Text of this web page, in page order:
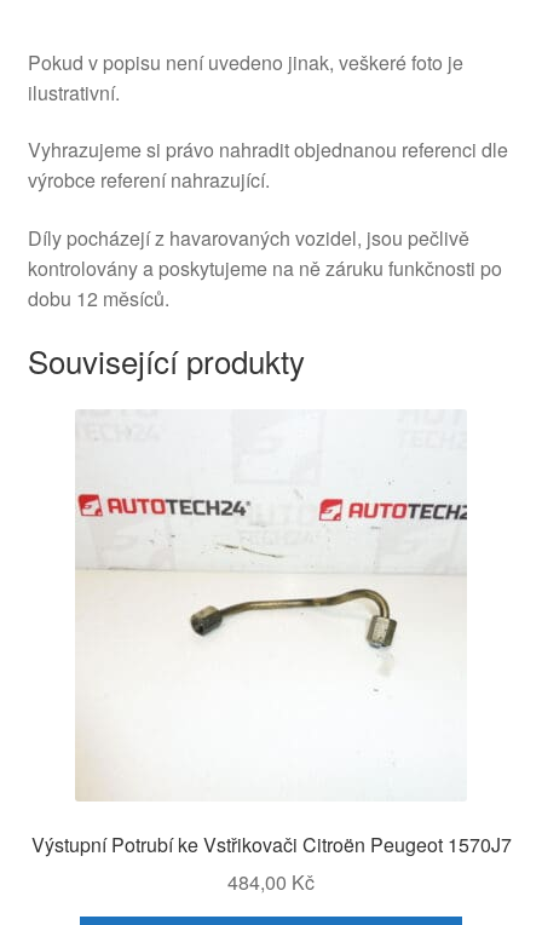
Pokud v popisu není uvedeno jinak, veškeré foto je
ilustrativní.
Vyhrazujeme si právo nahradit objednanou referenci dle
výrobce referení nahrazující.
Díly pocházejí z havarovaných vozidel, jsou pečlivě
kontrolovány a poskytujeme na ně záruku funkčnosti po
dobu 12 měsíců.
Související produkty
Výstupní Potrubí ke Vstřikovači Citroën Peugeot 1570J7
484,00 Kč